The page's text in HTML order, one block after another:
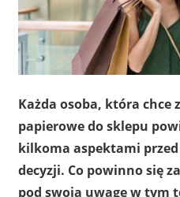
Każda osoba, która chce
papierowe do sklepu
kilkoma aspektami
decyzji. Co powinno się
pod swoją uwagę w tym